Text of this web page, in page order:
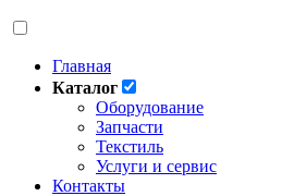
Главная
Каталог
Оборудование
Запчасти
Текстиль
Услуги и сервис
Контакты